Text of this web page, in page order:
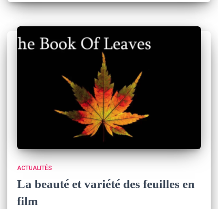
ACTUALITÉS
La beauté et variété des feuilles en
film